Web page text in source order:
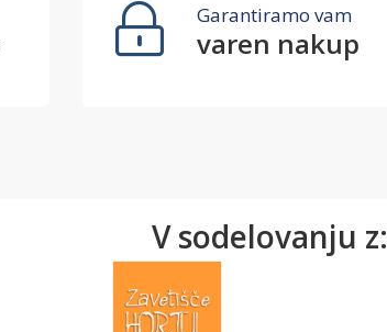
Garantiramo vam
varen nakup
V sodelovanju z: